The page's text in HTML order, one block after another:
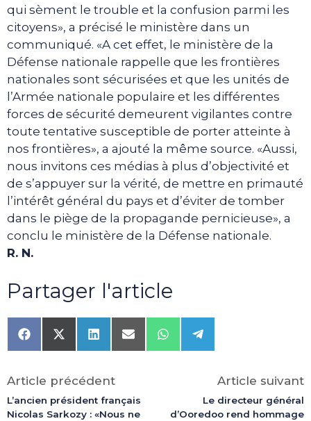
qui sèment le trouble et la confusion parmi les
citoyens», a précisé le ministère dans un
communiqué. «A cet effet, le ministère de la
Défense nationale rappelle que les frontières
nationales sont sécurisées et que les unités de
l’Armée nationale populaire et les différentes
forces de sécurité demeurent vigilantes contre
toute tentative susceptible de porter atteinte à
nos frontières», a ajouté la même source. «Aussi,
nous invitons ces médias à plus d’objectivité et
de s’appuyer sur la vérité, de mettre en primauté
l’intérêt général du pays et d’éviter de tomber
dans le piège de la propagande pernicieuse», a
conclu le ministère de la Défense nationale.
R. N.
Partager l'article
Share
on
Share
on
(Twitter)
Share
on
Share
on
Share
on
Share
on
Article précédent
L’ancien président français
Nicolas Sarkozy : «Nous ne
Article suivant
Le directeur général
d’Ooredoo rend hommage